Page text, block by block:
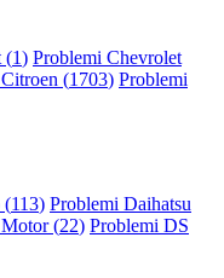
(1) Problemi Chevrolet
(1703) Problemi
(113) Problemi Daihatsu
(22) Problemi DS